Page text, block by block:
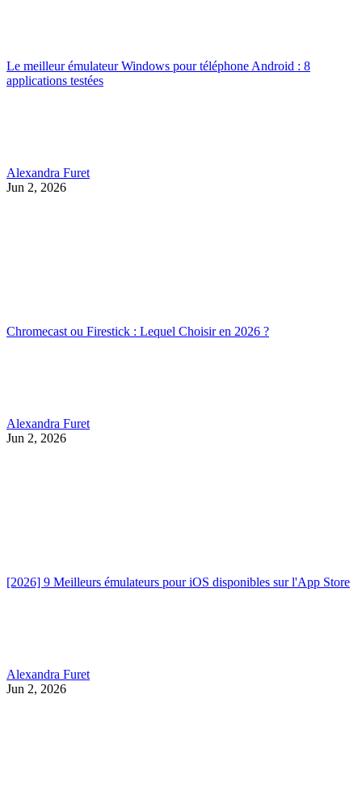
Le meilleur émulateur Windows pour téléphone Android : 8
applications testées
Alexandra Furet
Jun 2, 2026
Chromecast ou Firestick : Lequel Choisir en 2026 ?
Alexandra Furet
Jun 2, 2026
[2026] 9 Meilleurs émulateurs pour iOS disponibles sur l'App Store
Alexandra Furet
Jun 2, 2026